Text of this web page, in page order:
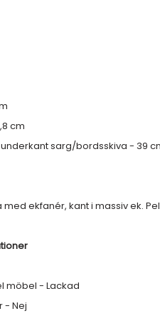
cm
sarg/bordsskiva - 39
med ekfanér, kant i massiv ek.
möbel - Lackad
- Nej